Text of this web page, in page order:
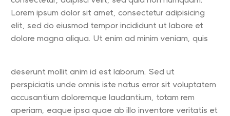
Lorem ipsum dolor sit amet, consectetur adipisicing
elit, sed do eiusmod tempor incididunt ut labore et
dolore magna aliqua. Ut enim ad minim veniam, quis
deserunt mollit anim id est laborum. Sed ut
perspiciatis unde omnis iste natus error sit voluptatem
accusantium doloremque laudantium, totam rem
aperiam, eaque ipsa quae ab illo inventore veritatis et